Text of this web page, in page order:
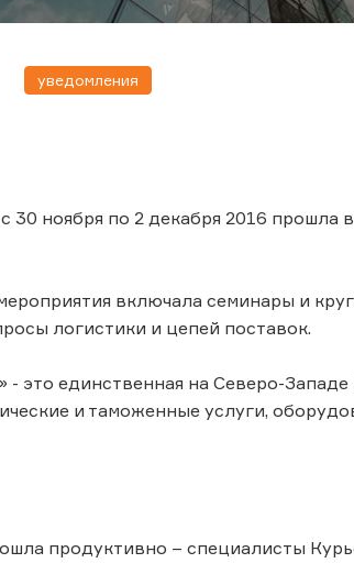
уведомления
30 ноября по 2 декабря 2016 прошла
включала семинары и
логистики и цепей поставок.
- это единственная на Северо-
и таможенные услуги,
продуктивно – специалисты